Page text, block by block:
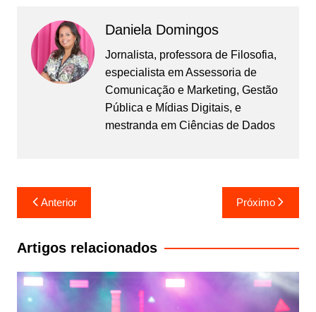
Daniela Domingos
Jornalista, professora de Filosofia,
especialista em Assessoria de
Comunicação e Marketing, Gestão
Pública e Mídias Digitais, e
mestranda em Ciências de Dados
Navegação
de
Post
Anterior Próximo
Artigos relacionados